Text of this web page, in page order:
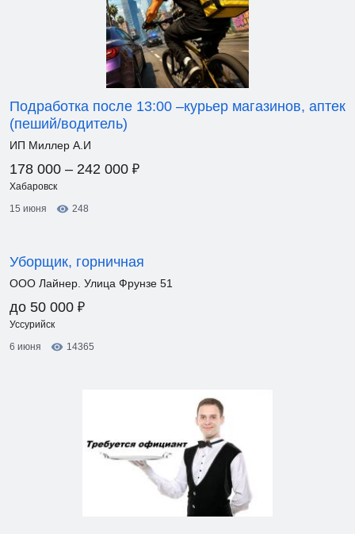
Подработка после 13:00 –курьер магазинов, аптек
(пеший/водитель)
ИП Миллер А.И
178 000 – 242 000 ₽
Хабаровск
15 июня
248
Уборщик, горничная
ООО Лайнер. Улица Фрунзе 51
до 50 000 ₽
Уссурийск
6 июня
14365